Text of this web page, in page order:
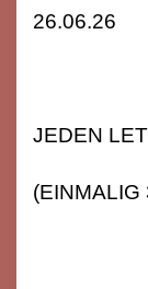
26.06.26
JEDEN
(EINMALIG